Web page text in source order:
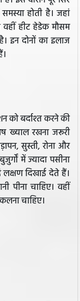
होती है। जहां
वहीं हीट हेडेक मौसम
इन दोनों का इलाज
को बर्दाश्त करने की
ख्याल रखना जरूरी
सुस्ती, रोना और
में ज्यादा पसीना
दिखाई देते हैं।
पीना चाहिए। वहीं
चाहिए।